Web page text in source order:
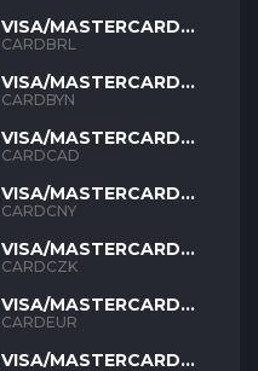
VISA/MASTERCARD
BRL
CARDBRL
VISA/MASTERCARD
BYN
CARDBYN
VISA/MASTERCARD
CAD
CARDCAD
VISA/MASTERCARD
CNY
CARDCNY
VISA/MASTERCARD
CZK
CARDCZK
VISA/MASTERCARD
EUR
CARDEUR
VISA/MASTERCARD